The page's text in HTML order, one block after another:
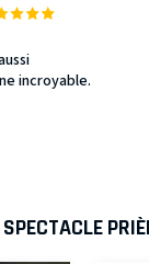
incroyable.